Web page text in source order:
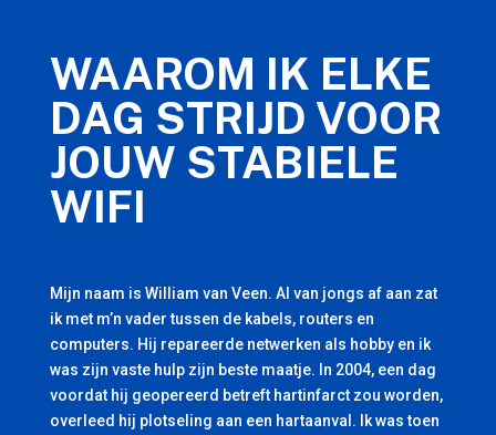
WAAROM IK ELKE
DAG STRIJD VOOR
JOUW STABIELE
WIFI
Mijn naam is William van Veen. Al van jongs af aan zat
ik met m’n vader tussen de kabels, routers en
computers. Hij repareerde netwerken als hobby en ik
was zijn vaste hulp zijn beste maatje. In 2004, een dag
voordat hij geopereerd betreft hartinfarct zou worden,
overleed hij plotseling aan een hartaanval. Ik was toen